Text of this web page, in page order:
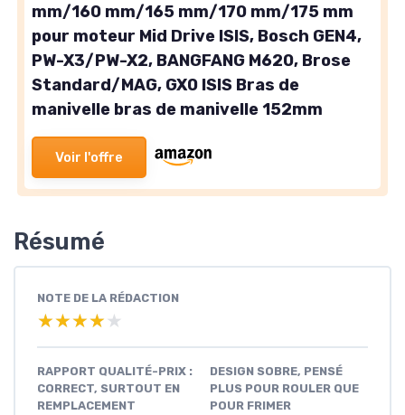
mm/160 mm/165 mm/170 mm/175 mm
pour moteur Mid Drive ISIS, Bosch GEN4,
PW-X3/PW-X2, BANGFANG M620, Brose
Standard/MAG, GX0 ISIS Bras de
manivelle bras de manivelle 152mm
Voir l'offre
Résumé
NOTE DE LA RÉDACTION
★★★★★
★★★★★
RAPPORT QUALITÉ-PRIX :
CORRECT, SURTOUT EN
REMPLACEMENT
DESIGN SOBRE, PENSÉ
PLUS POUR ROULER QUE
POUR FRIMER